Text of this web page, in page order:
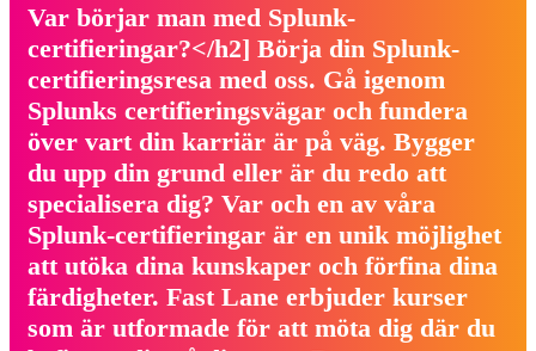
Var börjar man med Splunk-
certifieringar?</h2] Börja din Splunk-
certifieringsresa med oss. Gå igenom
Splunks certifieringsvägar och fundera
över vart din karriär är på väg. Bygger
du upp din grund eller är du redo att
specialisera dig? Var och en av våra
Splunk-certifieringar är en unik möjlighet
att utöka dina kunskaper och förfina dina
färdigheter. Fast Lane erbjuder kurser
som är utformade för att möta dig där du